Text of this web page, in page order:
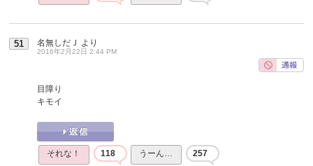
51 名無しだＪ より
2016年2月22日 2:44 PM
目障り
キモイ
それな！ 118 うーん… 257